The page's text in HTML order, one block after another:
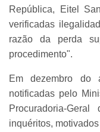
República, Eitel
verificadas
razão da perda
procedimento".
Em dezembro do
notificadas pelo
Procuradoria-
inquéritos,